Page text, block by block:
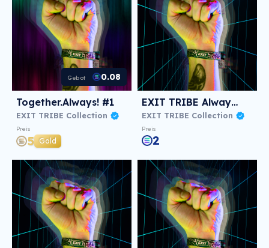
Gebot 0.08
Together.Always! #1
EXIT TRIBE Collection
Preis
5 Gold
EXIT TRIBE Always! #567
EXIT TRIBE Collection
Preis
2